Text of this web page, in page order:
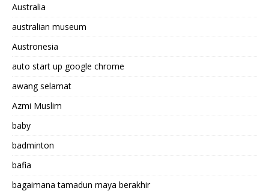
Australia
australian museum
Austronesia
auto start up google chrome
awang selamat
Azmi Muslim
baby
badminton
bafia
bagaimana tamadun maya berakhir